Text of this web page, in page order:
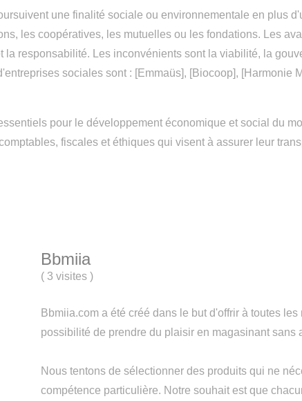
une finalité sociale ou environnementale en plus
les coopératives, les mutuelles ou les fondations. Les
la responsabilité. Les inconvénients sont la viabilité, la
sociales sont : [Emmaüs], [Biocoop], [Harmonie
pour le développement économique et social du
fiscales et éthiques qui visent à assurer leur
Bbmiia
( 3 visites)
Bbmiia.com a été créé dans le but d'offrir à toutes les
possibilité de prendre du plaisir en magasinant sans
Nous tentons de sélectionner des produits qui ne
compétence particulière. Notre souhait est que